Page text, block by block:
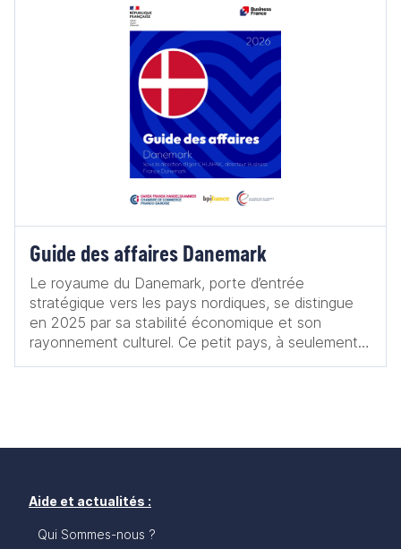
Guide des affaires Danemark
Le royaume du Danemark, porte d’entrée
stratégique vers les pays nordiques, se distingue
en 2025 par sa stabilité économique et son
rayonnement culturel. Ce petit pays, à seulement
une heure et demi de Paris, incarne un modèle de
le développement durable, notamment grâce à son
affaires 2026 vise à accompagner les entreprises
Aide et actualités :
Qui Sommes-nous ?